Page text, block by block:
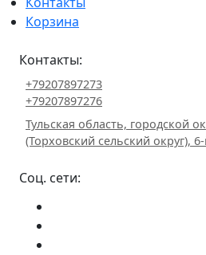
Корзина
Контакты:
+79207897273
+79207897276
Тульская область, городской
(Торховский сельский округ),
Соц. сети: